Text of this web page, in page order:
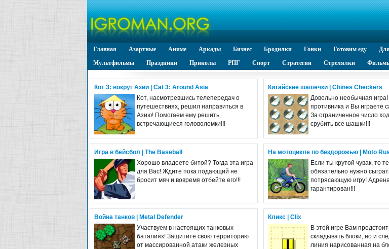
Главная Азартные Аниме Аркады Бизнес Бродилки Гонки Готовим еду
Мультфильмы
Праздники Приколы РПГ Спорт Стратегии Стрелялки
Кот 3: вокруг Азии | Cat 3: Around Asia
Кот, насмотревшись телепередач о
путешествиях, решил направиться в
Азию! Помогаем ему решить
встречающиеся головоломки!!!
Китайские шашечки | Chines Checkers
Довольно необычная игра!
противника и Вы играете
За ограниченное число
срубить все шашки!!!
Игра в бейсбол | The Baseball
Хорошо владеете битой? Тогда эта игра
для Вас! Ждите пока подающий не
бросит мяч и вовремя отбейте его!!!
На мотоцикле по бездорожью | Moto
Если ты крутой чувак, то
обязательно нужно
потрясающую игру!
гарантирован!!!
Война танков | Metal Defender
Участвуем в настоящих танковых
баталиях! Защитите свою территорию
от массированной атаки железных
Кликс | Clix
В этой игре Вам
складывать блоки, но и
линия нарисованная на